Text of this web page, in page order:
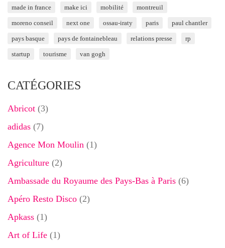
made in france make ici mobilité montreuil
moreno conseil next one ossau-iraty paris paul chantler
pays basque pays de fontainebleau relations presse rp
startup tourisme van gogh
CATÉGORIES
Abricot (3)
adidas (7)
Agence Mon Moulin (1)
Agriculture (2)
Ambassade du Royaume des Pays-Bas à Paris (6)
Apéro Resto Disco (2)
Apkass (1)
Art of Life (1)